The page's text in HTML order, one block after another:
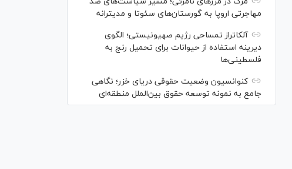
مهاجرتی اروپا به گورستان‌های سئوتا و مدیترانه
آلکاتراز تمساحی رژیم صهیونیستی؛ الگوی
دیرینه استفاده از حیوانات برای تحمیل رنج به
فلسطینی‌ها
کنوانسیون وضعیت حقوقی دریای خزر؛ نگاهی
جامع به نمونه توسعه حقوق بین‌الملل منطقه‌ای